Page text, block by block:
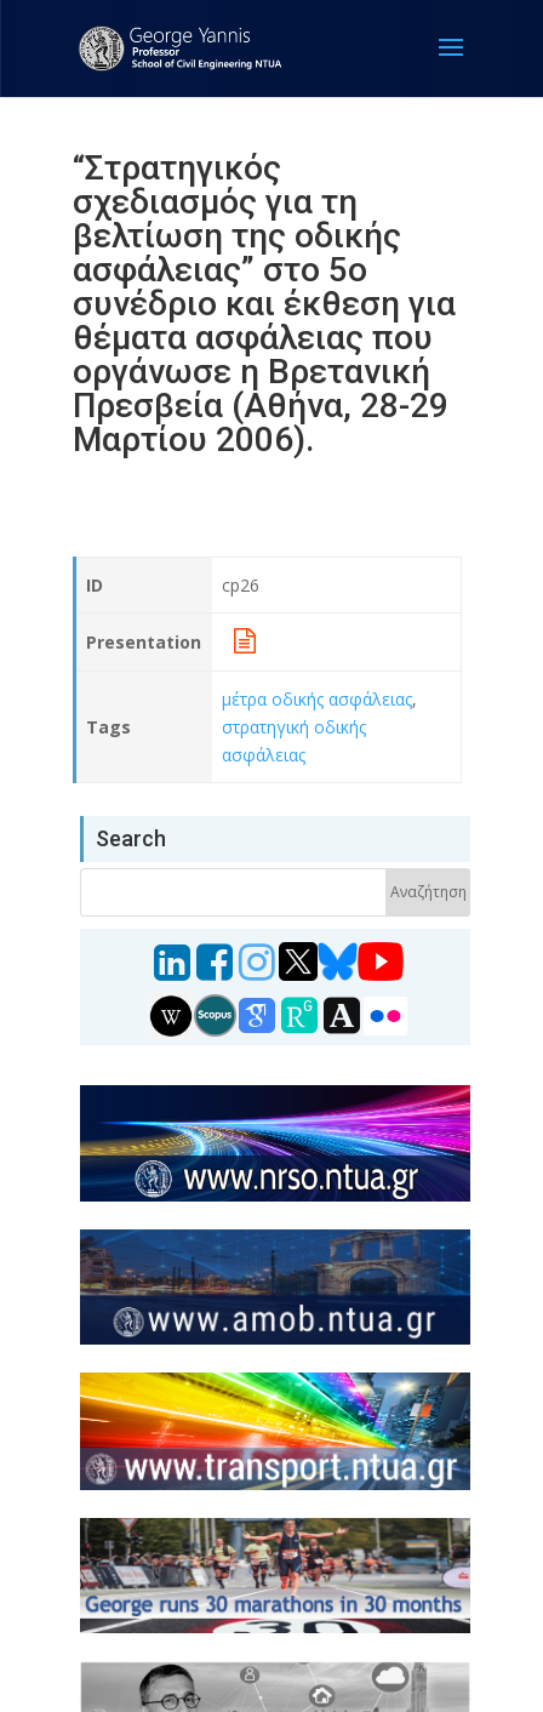
“Στρατηγικός
σχεδιασμός για τη
βελτίωση της οδικής
ασφάλειας” στο 5ο
συνέδριο και έκθεση για
θέματα ασφάλειας που
οργάνωσε η Βρετανική
Πρεσβεία (Αθήνα, 28-29
Μαρτίου 2006).
ID cp26
Presentation
Tags
μέτρα οδικής ασφάλειας,
στρατηγική οδικής
ασφάλειας
Search